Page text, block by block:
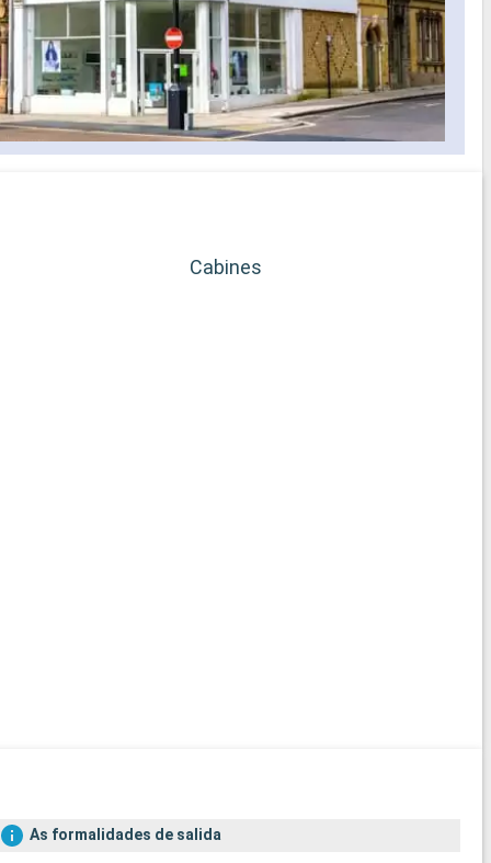
Cabines
As formalidades de salida